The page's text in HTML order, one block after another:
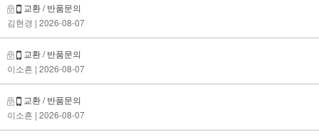
교환 / 반품문의
김현경 | 2026-08-07
교환 / 반품문의
이소흔 | 2026-08-07
교환 / 반품문의
이소흔 | 2026-08-07